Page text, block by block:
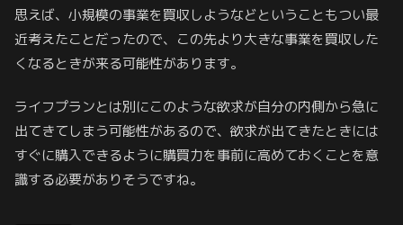
思えば、小規模の事業を買収しようなどということもつい最
近考えたことだったので、この先より大きな事業を買収した
くなるときが来る可能性があります。
ライフプランとは別にこのような欲求が自分の内側から急に
出てきてしまう可能性があるので、欲求が出てきたときには
すぐに購入できるように購買力を事前に高めておくことを意
識する必要がありそうですね。